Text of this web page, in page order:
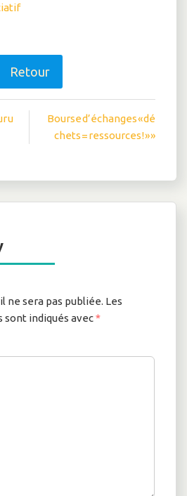
Retour
u
Bourse d’échanges « dé
chets = ressources ! » »
ne sera pas publiée. Les
indiqués avec*